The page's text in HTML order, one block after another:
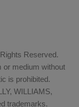
Reserved.
or medium without
is prohibited.
WILLIAMS,
trademarks.